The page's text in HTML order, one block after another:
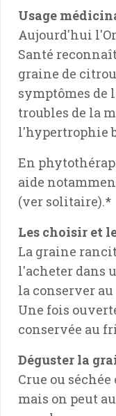
Usage
Aujourd'hui
Santé
graine de
symptômes de
troubles de la
l'hypertrophie
En
aide
(ver solitaire).*
Les choisir et
La graine
l'acheter dans
la conserver
Une fois
conservée au
Déguster la
Crue ou
mais on peut